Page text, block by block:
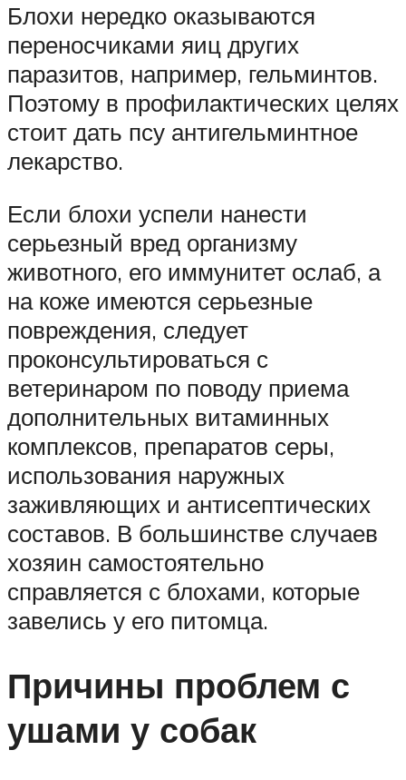
Блохи нередко оказываются
переносчиками яиц других
паразитов, например, гельминтов.
Поэтому в профилактических целях
стоит дать псу антигельминтное
лекарство.
Если блохи успели нанести
серьезный вред организму
животного, его иммунитет ослаб, а
на коже имеются серьезные
повреждения, следует
проконсультироваться с
ветеринаром по поводу приема
дополнительных витаминных
комплексов, препаратов серы,
использования наружных
заживляющих и антисептических
составов. В большинстве случаев
хозяин самостоятельно
справляется с блохами, которые
завелись у его питомца.
Причины проблем с
ушами у собак